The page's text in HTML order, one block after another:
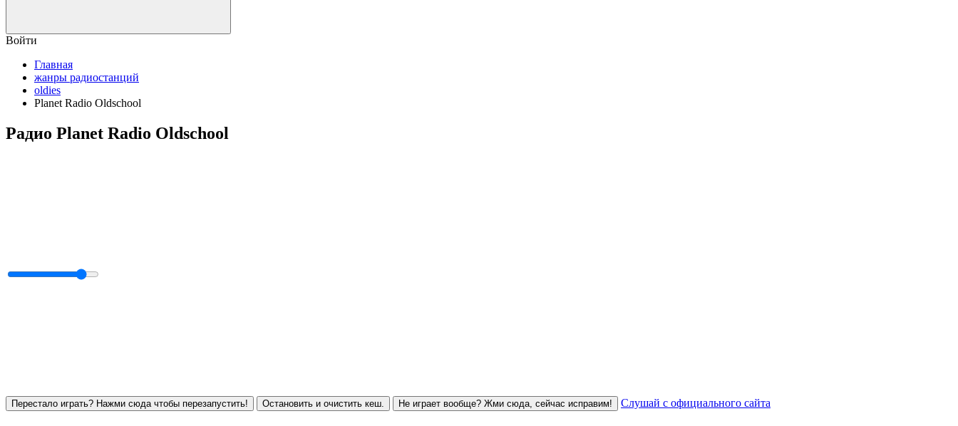
Войти
Главная
жанры радиостанций
oldies
Planet Radio Oldschool
Радио Planet Radio Oldschool
Перестало играть? Нажми сюда чтобы перезапустить! Остановить и очистить кеш. Не играет вообще? Жми сюда, сейчас исправим! Слушай с официального сайта